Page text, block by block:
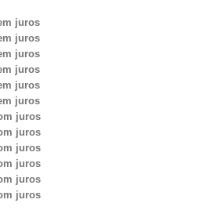
juros
juros
juros
juros
juros
juros
juros
juros
juros
juros
juros
juros